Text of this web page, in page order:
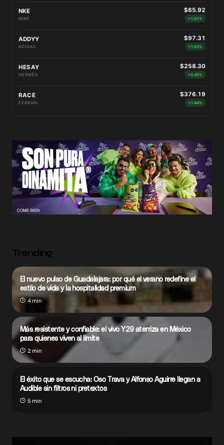
NKE
NIKE
$65.92
+1.01%
ADDYY
ADIDAS
$97.31
+1.03%
HESAY
HERMÈS
$258.30
+3.45%
RACE
FERRARI
$376.19
+1.44%
Trending
El nuevo pulso de Guadalajara: por qué el verano redefine el
estilo de vida y la hospitalidad premium
4 min
Más resistente y confiable: el vivo Y29 aterriza en México
para quienes viven al límite
2 min
El éxito que se escucha: Oso Trava y Alfonso Aguirre llegan a
Audible sin filtros ni pretextos
5 min